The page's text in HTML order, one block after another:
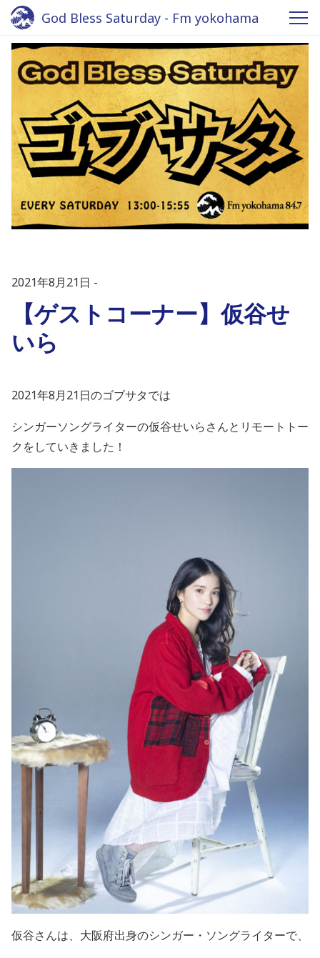
God Bless Saturday - Fm yokohama
2021年8月21日
【ゲストコーナー】仮谷せ
いら
2021年8月21日のゴブサタでは
シンガーソングライターの仮谷せいらさんとリモートトー
クをしていきました！
仮谷さんは、大阪府出身のシンガー・ソングライターで、